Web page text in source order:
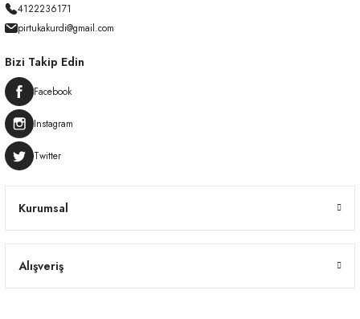
4122236171
pirtukakurdi@gmail.com
Kurumsal
Alışveriş
Bizi Takip Edin
Facebook
Instagram
Twitter